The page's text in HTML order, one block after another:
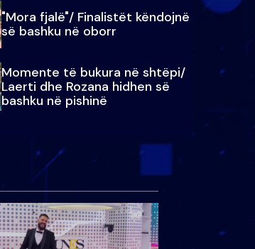
"Mora fjalë"/ Finalistët këndojnë
së bashku në oborr
Momente të bukura në shtëpi/
Laerti dhe Rozana hidhen së
bashku në pishinë